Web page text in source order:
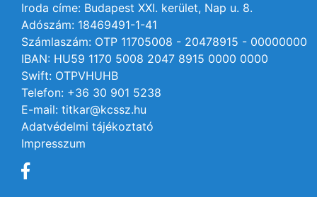
Iroda címe: Budapest XXI. kerület, Nap u. 8.
Adószám: 18469491-1-41
Számlaszám: OTP 11705008 - 20478915 - 00000000
IBAN: HU59 1170 5008 2047 8915 0000 0000
Swift: OTPVHUHB
Telefon: +36 30 901 5238
E-mail: titkar@kcssz.hu
Adatvédelmi tájékoztató
Impresszum